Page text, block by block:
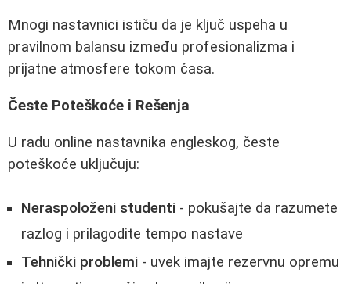
Mnogi nastavnici ističu da je ključ uspeha u
pravilnom balansu između profesionalizma i
prijatne atmosfere tokom časa.
Česte Poteškoće i Rešenja
U radu online nastavnika engleskog, česte
poteškoće uključuju:
Neraspoloženi studenti - pokušajte da razumete
razlog i prilagodite tempo nastave
Tehnički problemi - uvek imajte rezervnu opremu